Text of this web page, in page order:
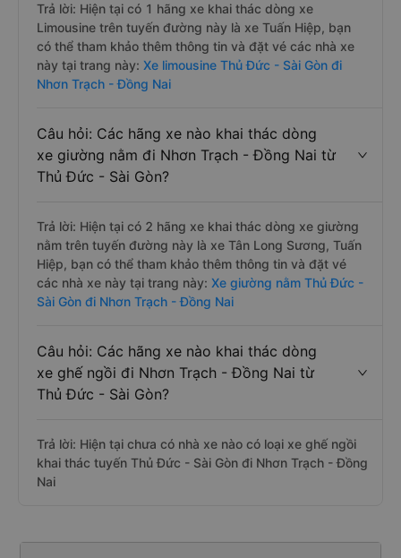
Trả lời: Hiện tại có 1 hãng xe khai thác dòng xe
Limousine trên tuyến đường này là xe Tuấn Hiệp, bạn
có thể tham khảo thêm thông tin và đặt vé các nhà xe
này tại trang này: Xe limousine Thủ Đức - Sài Gòn đi
Nhơn Trạch - Đồng Nai
Câu hỏi: Các hãng xe nào khai thác dòng
xe giường nằm đi Nhơn Trạch - Đồng Nai từ
Thủ Đức - Sài Gòn?
Trả lời: Hiện tại có 2 hãng xe khai thác dòng xe giường
nằm trên tuyến đường này là xe Tân Long Sương, Tuấn
Hiệp, bạn có thể tham khảo thêm thông tin và đặt vé
các nhà xe này tại trang này: Xe giường nằm Thủ Đức -
Sài Gòn đi Nhơn Trạch - Đồng Nai
Câu hỏi: Các hãng xe nào khai thác dòng
xe ghế ngồi đi Nhơn Trạch - Đồng Nai từ
Thủ Đức - Sài Gòn?
Trả lời: Hiện tại chưa có nhà xe nào có loại xe ghế ngồi
khai thác tuyến Thủ Đức - Sài Gòn đi Nhơn Trạch - Đồng
Nai